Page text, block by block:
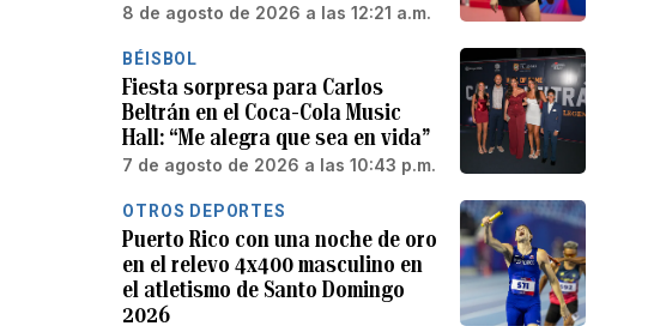
8 de agosto de 2026 a las 12:21 a.m.
BÉISBOL
Fiesta sorpresa para Carlos
Beltrán en el Coca-Cola Music
Hall: “Me alegra que sea en vida”
7 de agosto de 2026 a las 10:43 p.m.
OTROS DEPORTES
Puerto Rico con una noche de oro
en el relevo 4x400 masculino en
el atletismo de Santo Domingo
2026